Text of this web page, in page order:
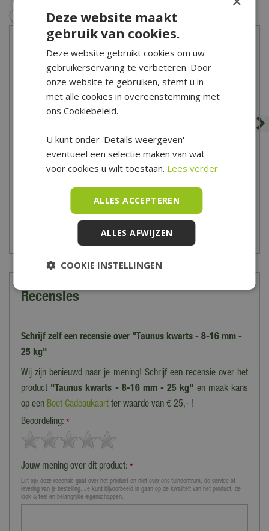
BigBag 1000 kg yellow sun
split 8-16 mm
,00
BigBag 1000 kg graniet
split rood 8-16 mm
219,
Recensies
Schrijf zelf een recensie over "Taunus kwarts - 8-16 mm -
25 kg"
Wij zijn benieuwd naar je mening! Schrijf een recensie over het
product "Taunus kwarts - 8-16 mm - 25 kg" en maak kans
op een Boet Cadeaukaart ter waarde van € 25,- !
Beoordeling: *
Jouw mening over dit product: *
Let op: deze recensie gaat over het product en niet over ons tuincentrum, de service of
levering van je bestelling. Je kunt bijvoorbeeld in gaan op de kwaliteit van het product, de
look & feel en belangrijke eigenschappen.
Deze website maakt
gebruik van cookies.
Deze website gebruikt cookies om uw
gebruikerservaring te verbeteren. Door
onze website te gebruiken, stemt u in
met alle cookies in overeenstemming met
ons Cookiebeleid.
U kunt onder 'Details weergeven'
eventueel een selectie maken van wat
voor cookies u wilt toestaan. Lees verder
ALLES ACCEPTEREN
ALLES AFWIJZEN
COOKIE INSTELLINGEN